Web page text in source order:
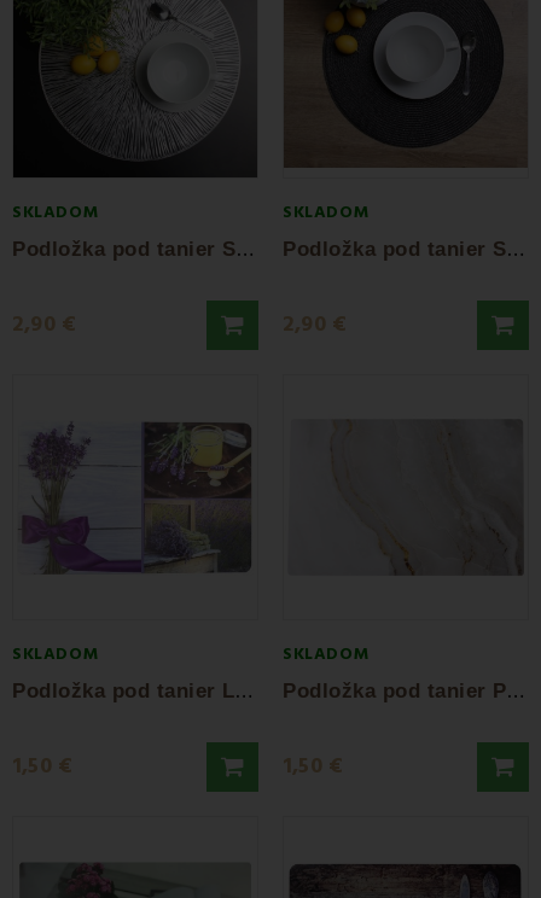
SKLADOM
P
odložka pod tanier SPIN
2,90 €
SKLADOM
P
odložka pod tanier Splot
2,90 €
SKLADOM
P
odložka pod tanier Lavanta
1,50 €
SKLADOM
P
odložka pod tanier Pamesa
1,50 €